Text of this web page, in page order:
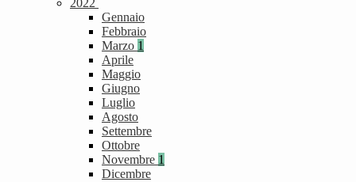
2022
Gennaio
Febbraio
Marzo 1
Aprile
Maggio
Giugno
Luglio
Agosto
Settembre
Ottobre
Novembre 1
Dicembre